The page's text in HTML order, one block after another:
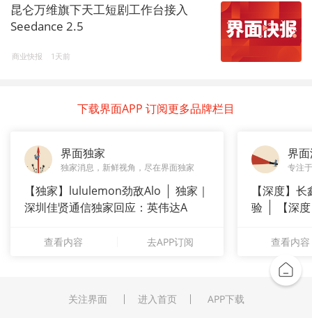
昆仑万维旗下天工短剧工作台接入
Seedance 2.5
商业快报 1天前
下载界面APP 订阅更多品牌栏目
界面独家
独家消息，新鲜视角，尽在界面独家
【独家】lululemon劲敌Alo
独家｜
深圳佳贤通信独家回应：英伟达A
查看内容 去APP订阅
界
专注
【深度】
验
【深
查看内容
关注界面 进入首页 APP下载